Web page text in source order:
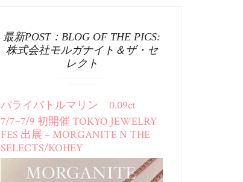
最新POST：BLOG OF THE PICS:
株式会社モルガナイト＆ザ・セ
レクト
パライバトルマリン 0.09ct
7/7~7/9 初開催 TOKYO JEWELRY
FES 出展 – MORGANITE N THE
SELECTS/KOHEY